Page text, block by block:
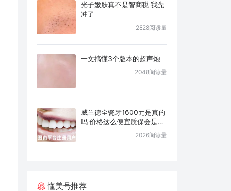
光子嫩肤真不是智商税 我先
冲了
2828阅读量
一文搞懂3个版本的超声炮
2048阅读量
威兰德全瓷牙1600元是真的
吗 价格这么便宜质保会是几
2026阅读量
懂美号推荐